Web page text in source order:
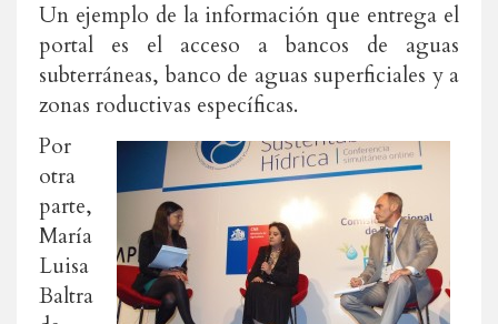
Un ejemplo de la información que entrega el
portal es el acceso a bancos de aguas
subterráneas, banco de aguas superficiales y a
zonas roductivas específicas.
Por
otra
parte,
María
Luisa
Baltra